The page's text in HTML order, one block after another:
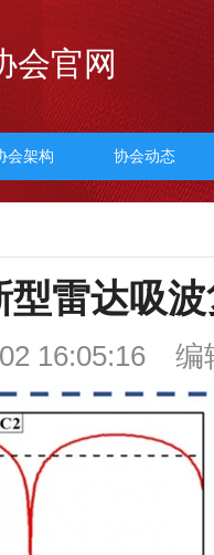
会官网
会架构 协会动态
雷达吸
16:05:16 编